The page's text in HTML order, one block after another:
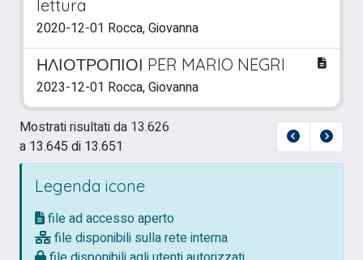
lettura
2020-12-01 Rocca, Giovanna
ΗΛΙΟΤΡΟΠΙΟΙ PER MARIO NEGRI
2023-12-01 Rocca, Giovanna
Mostrati risultati da 13.626
a 13.645 di 13.651
Legenda icone
file ad accesso aperto
file disponibili sulla rete interna